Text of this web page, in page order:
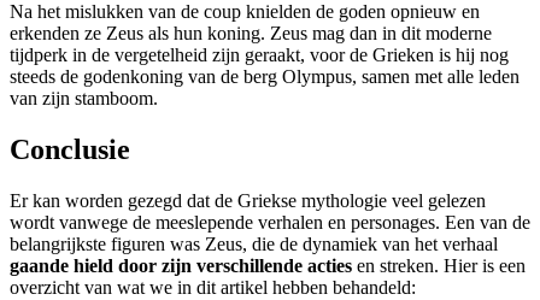
Na het mislukken van de coup knielden de goden opnieuw en
erkenden ze Zeus als hun koning. Zeus mag dan in dit moderne
tijdperk in de vergetelheid zijn geraakt, voor de Grieken is hij nog
steeds de godenkoning van de berg Olympus, samen met alle leden
van zijn stamboom.
Conclusie
Er kan worden gezegd dat de Griekse mythologie veel gelezen
wordt vanwege de meeslepende verhalen en personages. Een van de
belangrijkste figuren was Zeus, die de dynamiek van het verhaal
gaande hield door zijn verschillende acties en streken. Hier is een
overzicht van wat we in dit artikel hebben behandeld: